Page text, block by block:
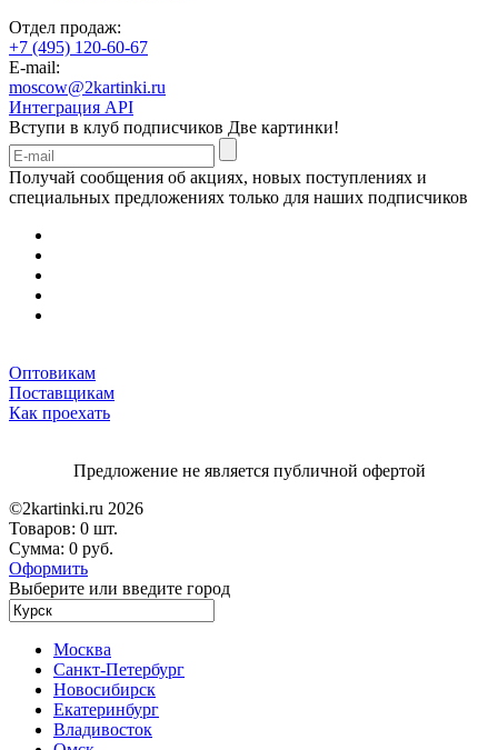
Отдел продаж:
+7 (495) 120-60-67
E-mail:
moscow@2kartinki.ru
Интеграция API
Вступи в клуб подписчиков Две картинки!
Получай сообщения об акциях, новых поступлениях и
специальных предложениях только для наших подписчиков
Оптовикам
Поставщикам
Как проехать
Предложение не является публичной офертой
©2kartinki.ru 2026
Товаров: 0 шт.
Сумма: 0 руб.
Оформить
Выберите или введите город
Москва
Санкт-Петербург
Новосибирск
Екатеринбург
Владивосток